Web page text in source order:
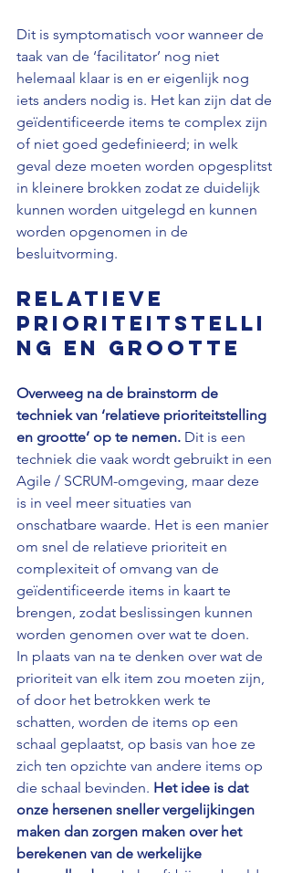
Dit is symptomatisch voor wanneer de
taak van de ‘facilitator’ nog niet
helemaal klaar is en er eigenlijk nog
iets anders nodig is. Het kan zijn dat de
geïdentificeerde items te complex zijn
of niet goed gedefinieerd; in welk
geval deze moeten worden opgesplitst
in kleinere brokken zodat ze duidelijk
kunnen worden uitgelegd en kunnen
worden opgenomen in de
besluitvorming.
Relatieve
prioriteitstelli
ng en grootte
Overweeg na de brainstorm de
techniek van ‘relatieve prioriteitstelling
en grootte’ op te nemen. Dit is een
techniek die vaak wordt gebruikt in een
Agile / SCRUM-omgeving, maar deze
is in veel meer situaties van
onschatbare waarde. Het is een manier
om snel de relatieve prioriteit en
complexiteit of omvang van de
geïdentificeerde items in kaart te
brengen, zodat beslissingen kunnen
worden genomen over wat te doen.
In plaats van na te denken over wat de
prioriteit van elk item zou moeten zijn,
of door het betrokken werk te
schatten, worden de items op een
schaal geplaatst, op basis van hoe ze
zich ten opzichte van andere items op
die schaal bevinden. Het idee is dat
onze hersenen sneller vergelijkingen
maken dan zorgen maken over het
berekenen van de werkelijke